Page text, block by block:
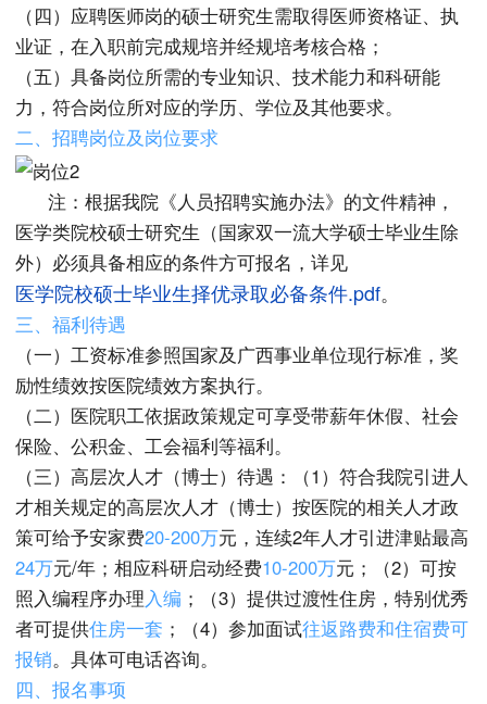
（四）应聘医师岗的硕士研究生需取得医师资格证、执
业证，在入职前完成规培并经规培考核合格；
（五）具备岗位所需的专业知识、技术能力和科研能
力，符合岗位所对应的学历、学位及其他要求。
二、招聘岗位及岗位要求
注：根据我院《人员招聘实施办法》的文件精神，
医学类院校硕士研究生（国家双一流大学硕士毕业生除
外）必须具备相应的条件方可报名，详见
医学院校硕士毕业生择优录取必备条件.pdf。
三、福利待遇
（一）工资标准参照国家及广西事业单位现行标准，奖
励性绩效按医院绩效方案执行。
（二）医院职工依据政策规定可享受带薪年休假、社会
保险、公积金、工会福利等福利。
（三）高层次人才（博士）待遇：（1）符合我院引进人
才相关规定的高层次人才（博士）按医院的相关人才政
策可给予安家费20-200万元，连续2年人才引进津贴最高
24万元/年；相应科研启动经费10-200万元；（2）可按
照入编程序办理入编 ；（3）提供过渡性住房，特别优秀
者可提供住房一套 ；（4）参加面试往返路费和住宿费可
报销。具体可电话咨询。
四、报名事项